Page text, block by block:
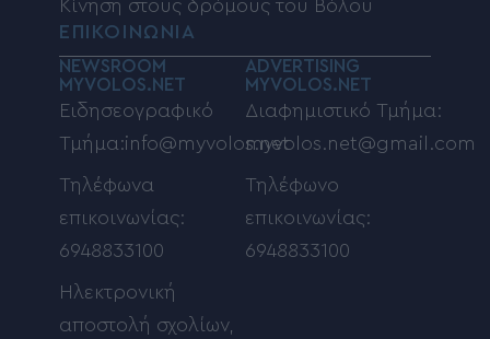
Κίνηση στους δρόμους του Βόλου
ΕΠΙΚΟΙΝΩΝΙΑ
NEWSROOM
MYVOLOS.NET
Ειδησεογραφικό
Τμήμα:info@myvolos.net
Τηλέφωνα
επικοινωνίας:
6948833100
Ηλεκτρονική
αποστολή σχολίων,
ADVERTISING
MYVOLOS.NET
Διαφημιστικό Τμήμα:
myvolos.net@gmail.com
Τηλέφωνο
επικοινωνίας:
6948833100